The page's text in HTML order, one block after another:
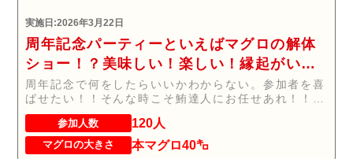
実施日:2026年3月22日
周年記念パーティーといえばマグロの解体
ショー！？美味しい！楽しい！縁起がい
い！
周年記念で何をしたらいいかわからない。参加者を喜
ばせたい！！そんな時こそ鮪達人にお任せあれ！！！
...
参加人数 120人
マグロの大きさ 本マグロ40㌔